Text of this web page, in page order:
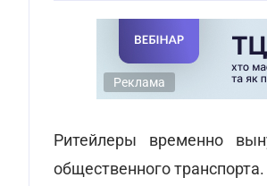
Реклама
Ритейлеры временно
общественного транспорта.